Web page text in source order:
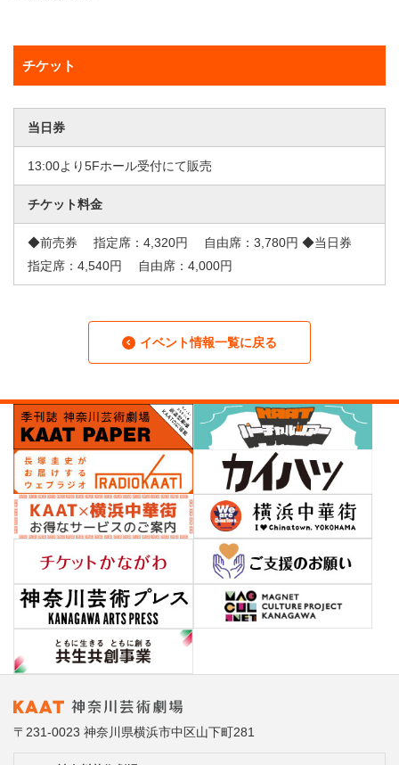
チケット
当日券
13:00より5Fホール受付にて販売
チケット料金
◆前売券 指定席：4,320円 自由席：3,780円 ◆当日券
指定席：4,540円 自由席：4,000円
イベント情報一覧に戻る
〒231-0023 神奈川県横浜市中区山下町281